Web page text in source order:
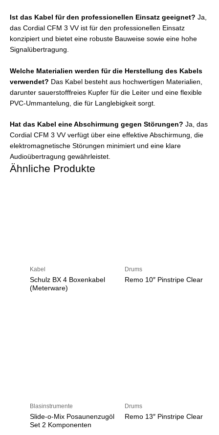
Ist das Kabel für den professionellen Einsatz geeignet? Ja,
das Cordial CFM 3 VV ist für den professionellen Einsatz
konzipiert und bietet eine robuste Bauweise sowie eine hohe
Signalübertragung.
Welche Materialien werden für die Herstellung des Kabels
verwendet? Das Kabel besteht aus hochwertigen Materialien,
darunter sauerstofffreies Kupfer für die Leiter und eine flexible
PVC-Ummantelung, die für Langlebigkeit sorgt.
Hat das Kabel eine Abschirmung gegen Störungen? Ja, das
Cordial CFM 3 VV verfügt über eine effektive Abschirmung, die
elektromagnetische Störungen minimiert und eine klare
Audioübertragung gewährleistet.
Ähnliche Produkte
Kabel
Schulz BX 4 Boxenkabel
(Meterware)
Drums
Remo 10″ Pinstripe Clear
Blasinstrumente
Slide-o-Mix Posaunenzugöl
Set 2 Komponenten
Drums
Remo 13″ Pinstripe Clear